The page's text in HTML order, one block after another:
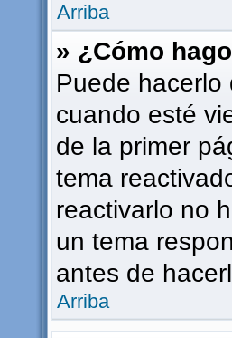
Arriba
» ¿Cómo
Puede hacerlo
cuando esté
de la primer
tema
reactivarlo no
un tema
antes de
Arriba